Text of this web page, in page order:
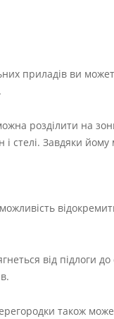
приладів ви
розділити на
і стелі. Завдяки
від підлоги
також